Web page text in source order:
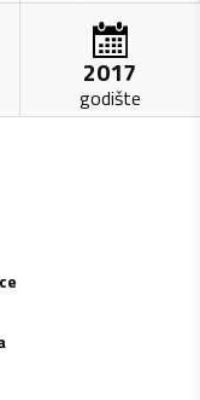
2017
godište